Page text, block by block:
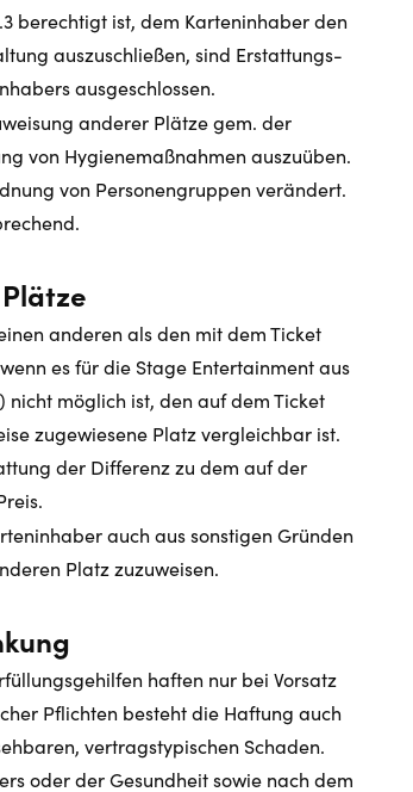
berechtigt ist, dem Karteninhaber den
auszuschließen, sind Erstattungs-
ausgeschlossen.
anderer Plätze gem. der
von Hygienemaßnahmen auszuüben.
von Personengruppen verändert.
anderen als den mit dem Ticket
es für die Stage Entertainment aus
möglich ist, den auf dem Ticket
zugewiesene Platz vergleichbar ist.
der Differenz zu dem auf der
auch aus sonstigen Gründen
Platz zuzuweisen.
haften nur bei Vorsatz
Pflichten besteht die Haftung auch
vertragstypischen Schaden.
oder der Gesundheit sowie nach dem